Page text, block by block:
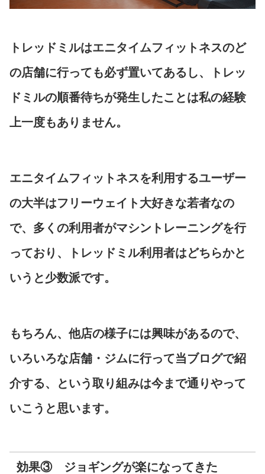
トレッドミルはエニタイムフィットネスのど
の店舗に行っても必ず置いてあるし、トレッ
ドミルの順番待ちが発生したことは私の経験
上一度もありません。
エニタイムフィットネスを利用するユーザー
の大半はフリーウェイト大好きな若者なの
で、多くの利用者がマシントレーニングを行
っており、トレッドミル利用者はどちらかと
いうと少数派です。
もちろん、他店の様子には興味があるので、
いろいろな店舗・ジムに行って当ブログで紹
介する、という取り組みは今まで通りやって
いこうと思います。
効果③ ジョギングが楽になってきた